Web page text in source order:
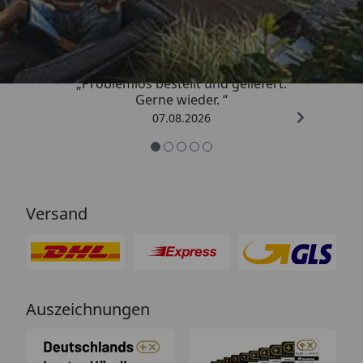
4,85/ 5
„Problemlos bestellt und geliefert.
Gerne wieder. “
07.08.2026
Versand
Auszeichnungen